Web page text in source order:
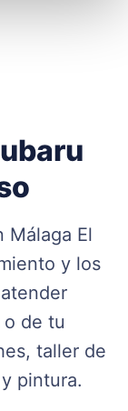
Málaga El
y los
de tu
taller de
pintura.